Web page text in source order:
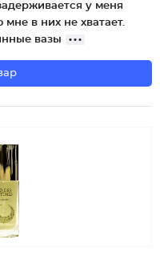
у меня
мне в них не хватает.
вазы